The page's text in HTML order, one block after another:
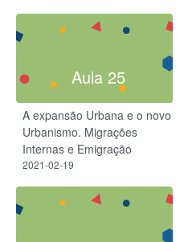
Aula 25
A expansão Urbana e o novo
Urbanismo. Migrações
Internas e Emigração
2021-02-19